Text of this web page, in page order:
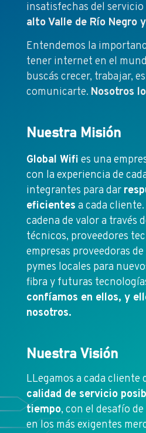
insatisfechas del
alto Valle de Río Negro
Entendemos la
tener internet en el
buscás crecer, trabajar,
comunicarte. Nosotros
Nuestra Misión
Global Wifi es una
con la experiencia de
integrantes para dar
eficientes a cada
cadena de valor a través
técnicos, proveedores
empresas proveedoras
pymes locales para
fibra y futuras
confíamos en ellos, y
nosotros.
Nuestra Visión
LLegamos a cada cliente
calidad de servicio
tiempo, con el desafío
en los más exigentes